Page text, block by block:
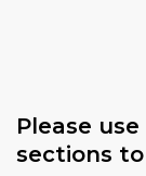
Please
sections